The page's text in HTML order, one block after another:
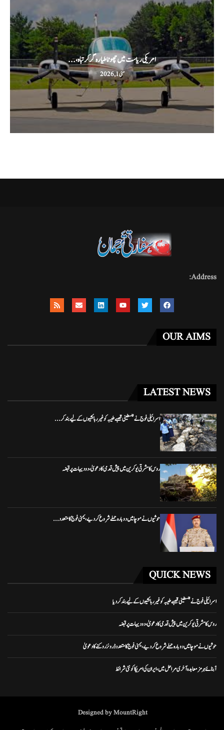
امریکی ریاست میں چھوٹا طیارہ گر کر تباہ،...
مئی 1, 2026
Address:
OUR AIMS
LATEST NEWS
اسرائیلی فوج نے فلسطینی قصبے طیبہ کو غیر رہائشیوں کے لیے بند کر...
روس کا مشرقی یوکرین میں پیش قدمی کا دعویٰ، دو دیہات پر قبضہ
حوثیوں نے موچا میں دوبارہ حملے شروع کر دیے، یمنی فوج کا متعدد...
QUICK NEWS
اسرائیلی فوج نے فلسطینی قصبے طیبہ کو غیر رہائشیوں کے لیے بند کر دیا
روس کا مشرقی یوکرین میں پیش قدمی کا دعویٰ، دو دیہات پر قبضہ
حوثیوں نے موچا میں دوبارہ حملے شروع کر دیے، یمنی فوج کا متعدد ڈرونز روکنے کا دعویٰ
آبنائے ہرمز معاہدہ آخری مراحل میں، ایران کی امریکا کو نئی شرائط
Designed by MountRight